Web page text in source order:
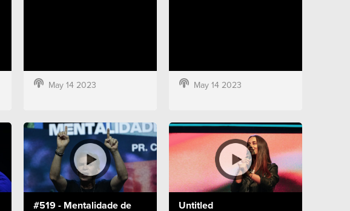
May 14 2023 May 14 2023
#519 - Mentalidade de
Untitled